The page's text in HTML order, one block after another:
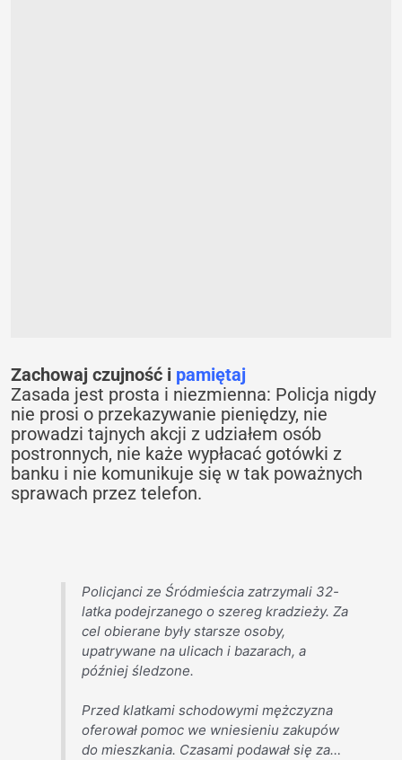
Zachowaj czujność i pamiętaj
Zasada jest prosta i niezmienna: Policja nigdy
nie prosi o przekazywanie pieniędzy, nie
prowadzi tajnych akcji z udziałem osób
postronnych, nie każe wypłacać gotówki z
banku i nie komunikuje się w tak poważnych
sprawach przez telefon.
Policjanci ze Śródmieścia zatrzymali 32-
latka podejrzanego o szereg kradzieży. Za
cel obierane były starsze osoby,
upatrywane na ulicach i bazarach, a
później śledzone.
Przed klatkami schodowymi mężczyzna
oferował pomoc we wniesieniu zakupów
do mieszkania. Czasami podawał się za…